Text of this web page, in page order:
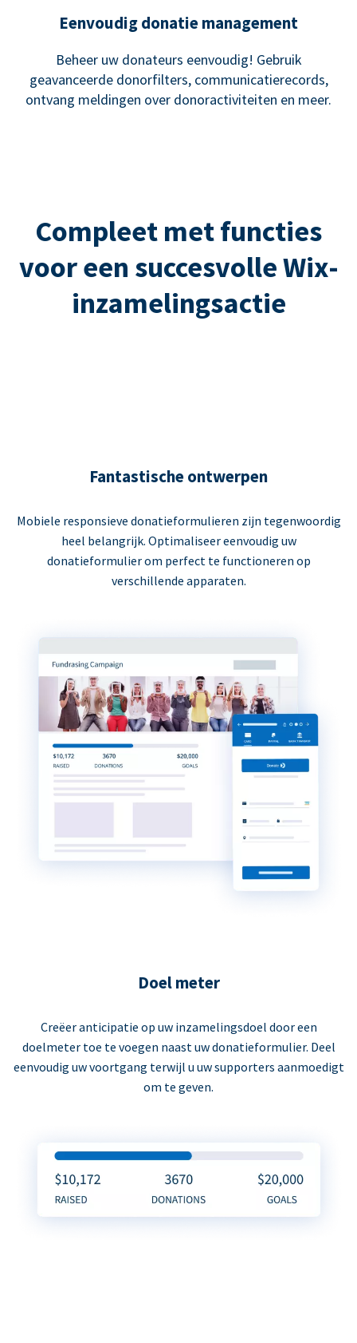
Eenvoudig donatie management
Beheer uw donateurs eenvoudig! Gebruik
geavanceerde donorfilters, communicatierecords,
ontvang meldingen over donoractiviteiten en meer.
Compleet met functies
voor een succesvolle Wix-
inzamelingsactie
Fantastische ontwerpen
Mobiele responsieve donatieformulieren zijn tegenwoordig
heel belangrijk. Optimaliseer eenvoudig uw
donatieformulier om perfect te functioneren op
verschillende apparaten.
Doel meter
Creëer anticipatie op uw inzamelingsdoel door een
doelmeter toe te voegen naast uw donatieformulier. Deel
eenvoudig uw voortgang terwijl u uw supporters aanmoedigt
om te geven.